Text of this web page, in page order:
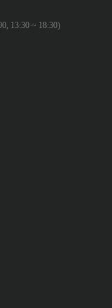
13:30 ~ 18:30)